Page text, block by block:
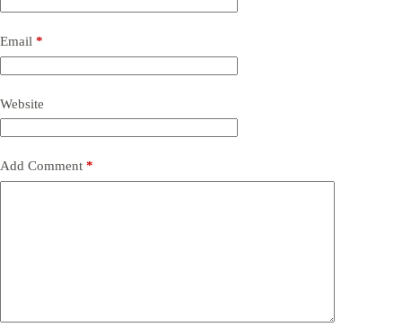
Email *
Website
Add Comment *